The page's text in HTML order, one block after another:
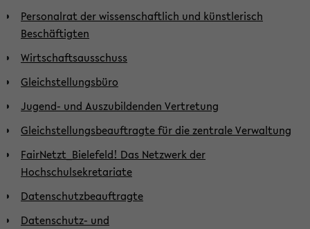
Personalrat der wissenschaftlich und künstlerisch
Beschäftigten
Wirtschaftsausschuss
Gleichstellungsbüro
Jugend- und Auszubildenden Vertretung
Gleichstellungsbeauftragte für die zentrale Verwaltung
FairNetzt_Bielefeld! Das Netzwerk der
Hochschulsekretariate
Datenschutzbeauftragte
Datenschutz- und